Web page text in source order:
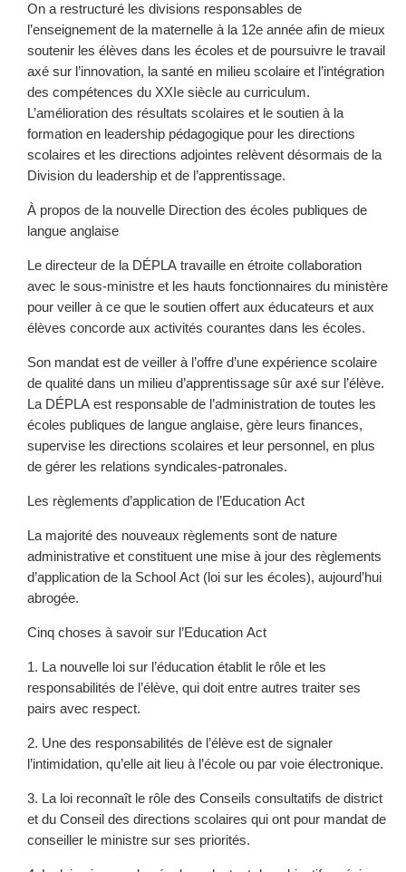
On a restructuré les divisions responsables de
l’enseignement de la maternelle à la 12e année afin de mieux
soutenir les élèves dans les écoles et de poursuivre le travail
axé sur l’innovation, la santé en milieu scolaire et l’intégration
des compétences du XXIe siècle au curriculum.
L’amélioration des résultats scolaires et le soutien à la
formation en leadership pédagogique pour les directions
scolaires et les directions adjointes relèvent désormais de la
Division du leadership et de l’apprentissage.
À propos de la nouvelle Direction des écoles publiques de
langue anglaise
Le directeur de la DÉPLA travaille en étroite collaboration
avec le sous-ministre et les hauts fonctionnaires du ministère
pour veiller à ce que le soutien offert aux éducateurs et aux
élèves concorde aux activités courantes dans les écoles.
Son mandat est de veiller à l’offre d’une expérience scolaire
de qualité dans un milieu d’apprentissage sûr axé sur l’élève.
La DÉPLA est responsable de l’administration de toutes les
écoles publiques de langue anglaise, gère leurs finances,
supervise les directions scolaires et leur personnel, en plus
de gérer les relations syndicales-patronales.
Les règlements d’application de l’Education Act
La majorité des nouveaux règlements sont de nature
administrative et constituent une mise à jour des règlements
d’application de la School Act (loi sur les écoles), aujourd’hui
abrogée.
Cinq choses à savoir sur l’Education Act
1. La nouvelle loi sur l’éducation établit le rôle et les
responsabilités de l’élève, qui doit entre autres traiter ses
pairs avec respect.
2. Une des responsabilités de l’élève est de signaler
l’intimidation, qu’elle ait lieu à l’école ou par voie électronique.
3. La loi reconnaît le rôle des Conseils consultatifs de district
et du Conseil des directions scolaires qui ont pour mandat de
conseiller le ministre sur ses priorités.